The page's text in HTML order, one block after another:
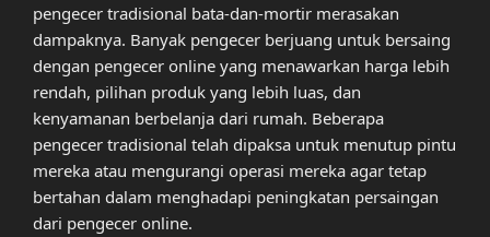
pengecer tradisional bata-dan-mortir merasakan
dampaknya. Banyak pengecer berjuang untuk bersaing
dengan pengecer online yang menawarkan harga lebih
rendah, pilihan produk yang lebih luas, dan
kenyamanan berbelanja dari rumah. Beberapa
pengecer tradisional telah dipaksa untuk menutup pintu
mereka atau mengurangi operasi mereka agar tetap
bertahan dalam menghadapi peningkatan persaingan
dari pengecer online.